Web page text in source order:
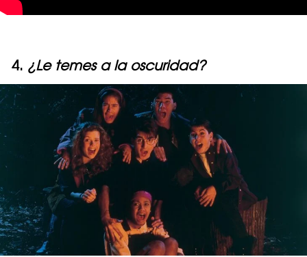
4. ¿Le temes a la oscuridad?